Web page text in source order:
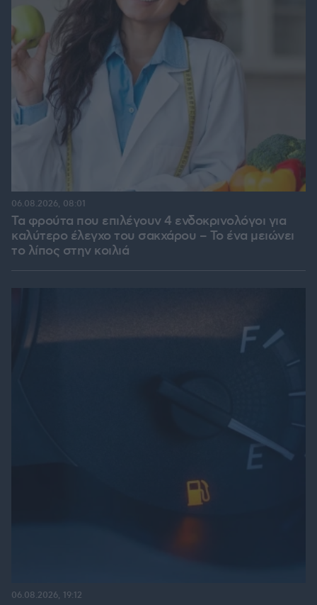
Τα φρούτα που επιλέγουν 4 ενδοκρινολόγοι για
καλύτερο έλεγχο του σακχάρου – Το ένα μειώνει
το λίπος στην κοιλιά
06.08.2026, 08:01
06.08.2026, 19:12